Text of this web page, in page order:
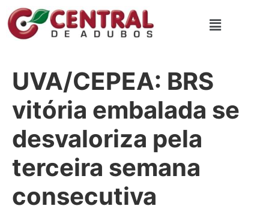
UVA/CEPEA: BRS
vitória embalada se
desvaloriza pela
terceira semana
consecutiva